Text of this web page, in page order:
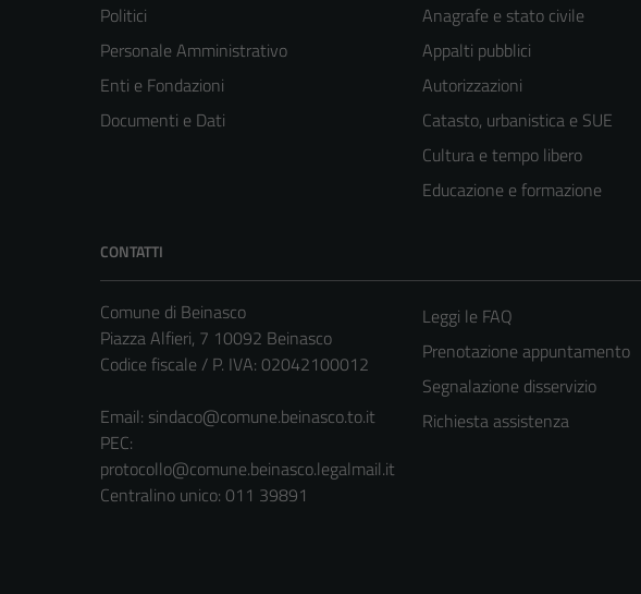
Politici
Personale Amministrativo
Enti e Fondazioni
Documenti e Dati
Anagrafe e stato civile
Appalti pubblici
Autorizzazioni
Catasto, urbanistica e SUE
Cultura e tempo libero
Educazione e formazione
CONTATTI
Comune di Beinasco
Piazza Alfieri, 7 10092 Beinasco
Codice fiscale / P. IVA: 02042100012
Email: sindaco@comune.beinasco.to.it
PEC:
protocollo@comune.beinasco.legalmail.it
Centralino unico: 011 39891
Leggi le FAQ
Prenotazione appuntamento
Segnalazione disservizio
Richiesta assistenza